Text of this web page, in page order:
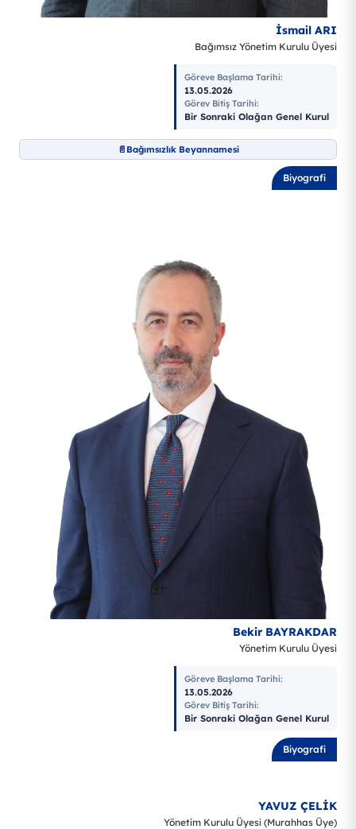
İsmail ARI
Bağımsız Yönetim Kurulu Üyesi
Göreve Başlama Tarihi:
13.05.2026
Görev Bitiş Tarihi:
Bir Sonraki Olağan Genel Kurul
Bağımsızlık Beyannamesi
Biyografi
Bekir BAYRAKDAR
Yönetim Kurulu Üyesi
Göreve Başlama Tarihi:
13.05.2026
Görev Bitiş Tarihi:
Bir Sonraki Olağan Genel Kurul
Biyografi
YAVUZ ÇELİK
Yönetim Kurulu Üyesi (Murahhas Üye)